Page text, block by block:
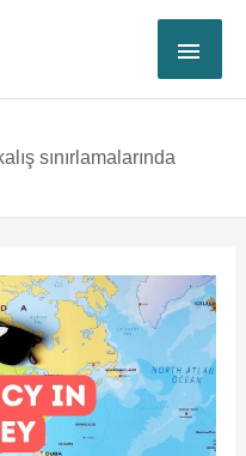
ANA
sınırlamalarında